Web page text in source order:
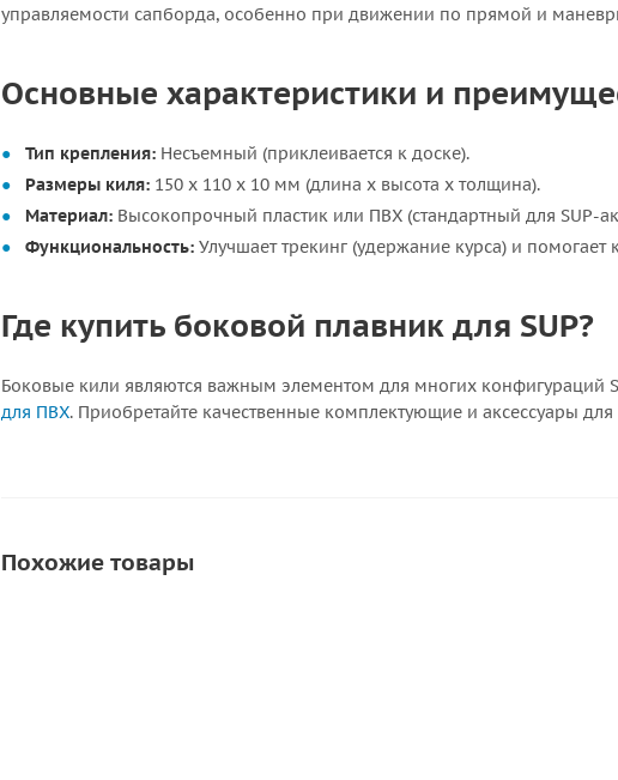
управляемости сапборда, особенно при движении по прямой и
Основные характеристики и
Тип крепления: Несъемный (приклеивается к доске).
Размеры киля: 150 x 110 x 10 мм (длина x высота x толщина).
Материал: Высокопрочный пластик или ПВХ (стандартный для SUP-
Функциональность: Улучшает трекинг (удержание курса) и
Где купить боковой плавник для SUP?
Боковые кили являются важным элементом для многих конфигураций
для ПВХ. Приобретайте качественные комплектующие и аксессуары
Похожие товары